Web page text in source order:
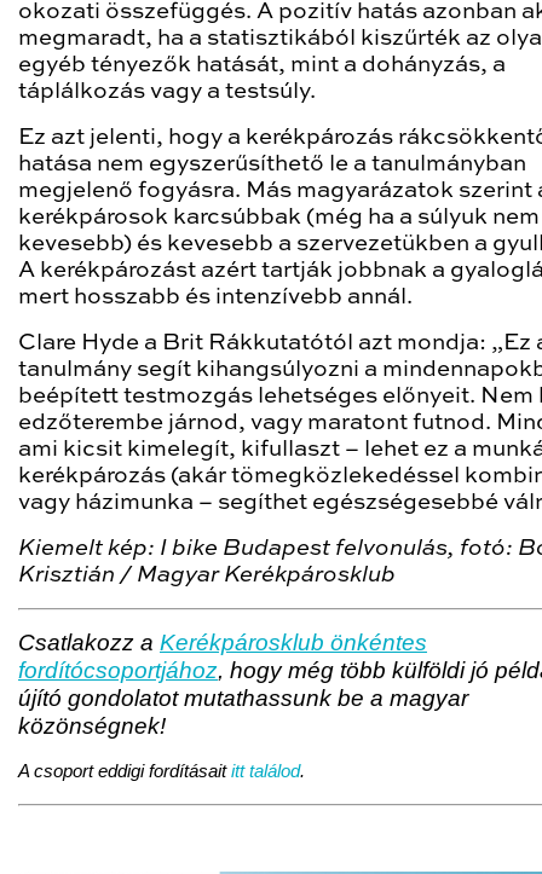
okozati összefüggés. A pozitív hatás azonban
megmaradt, ha a statisztikából kiszűrték az
egyéb tényezők hatását, mint a dohányzás, a
táplálkozás vagy a testsúly.
Ez azt jelenti, hogy a kerékpározás
hatása nem egyszerűsíthető le a tanulmányban
megjelenő fogyásra. Más magyarázatok szerint
kerékpárosok karcsúbbak (még ha a súlyuk
kevesebb) és kevesebb a szervezetükben a
A kerékpározást azért tartják jobbnak a
mert hosszabb és intenzívebb annál.
Clare Hyde a Brit Rákkutatótól azt mondja: „Ez
tanulmány segít kihangsúlyozni a
beépített testmozgás lehetséges előnyeit. Nem
edzőterembe járnod, vagy maratont futnod.
ami kicsit kimelegít, kifullaszt – lehet ez a
kerékpározás (akár tömegközlekedéssel
vagy házimunka – segíthet egészségesebbé
Kiemelt kép: I bike Budapest felvonulás, fotó:
Krisztián / Magyar Kerékpárosklub
Csatlakozz a Kerékpárosklub önkéntes
fordítócsoportjához, hogy még több külföldi jó
újító gondolatot mutathassunk be a magyar
közönségnek!
A csoport eddigi fordításaititt találod.